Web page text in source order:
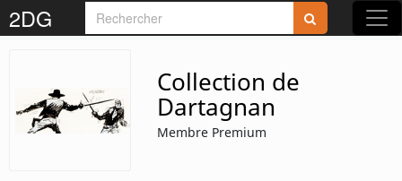
2DG Rejoignez-nous sur 2DG !
Collection de
Dartagnan
Membre Premium